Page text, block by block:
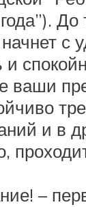
До
с
и
ваши
и в
–